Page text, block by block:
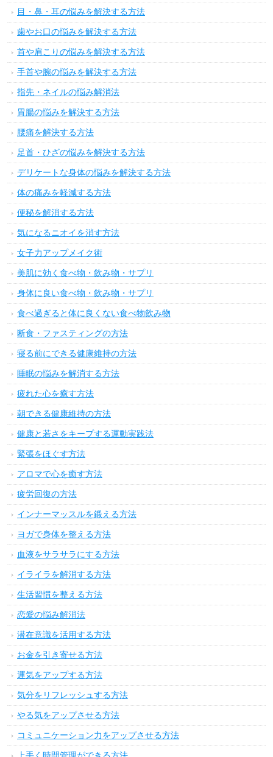
目・鼻・耳の悩みを解決する方法
歯やお口の悩みを解決する方法
首や肩こりの悩みを解決する方法
手首や腕の悩みを解決する方法
指先・ネイルの悩み解消法
胃腸の悩みを解決する方法
腰痛を解決する方法
足首・ひざの悩みを解決する方法
デリケートな身体の悩みを解決する方法
体の痛みを軽減する方法
便秘を解消する方法
気になるニオイを消す方法
女子力アップメイク術
美肌に効く食べ物・飲み物・サプリ
身体に良い食べ物・飲み物・サプリ
食べ過ぎると体に良くない食べ物飲み物
断食・ファスティングの方法
寝る前にできる健康維持の方法
睡眠の悩みを解消する方法
疲れた心を癒す方法
朝できる健康維持の方法
健康と若さをキープする運動実践法
緊張をほぐす方法
アロマで心を癒す方法
疲労回復の方法
インナーマッスルを鍛える方法
ヨガで身体を整える方法
血液をサラサラにする方法
イライラを解消する方法
生活習慣を整える方法
恋愛の悩み解消法
潜在意識を活用する方法
お金を引き寄せる方法
運気をアップする方法
気分をリフレッシュする方法
やる気をアップさせる方法
コミュニケーション力をアップさせる方法